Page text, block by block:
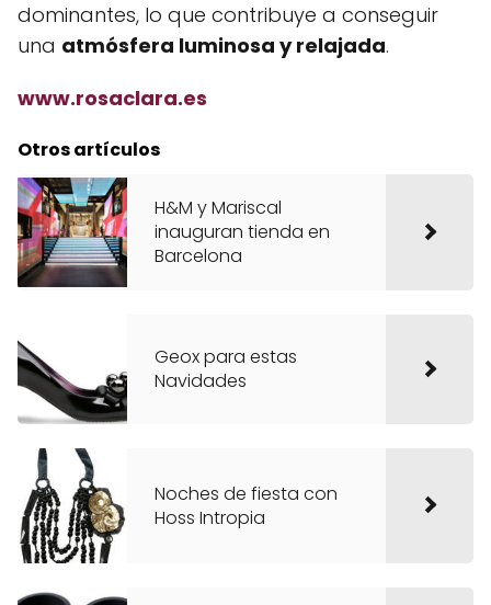
dominantes, lo que contribuye a conseguir
una atmósfera luminosa y relajada.
www.rosaclara.es
Otros artículos
H&M y Mariscal
inauguran tienda en
Barcelona
Geox para estas
Navidades
Noches de fiesta con
Hoss Intropia